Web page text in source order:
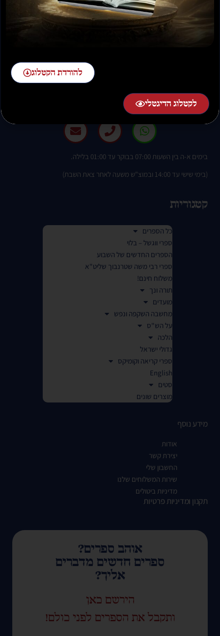
להזמנות חייגו:
02-58-58-58-1 שלוחה 2
בימים א-ה בין השעות 07:00 בבוקר עד 01:00 בלילה.
(בימי שישי עד 14:00 ובמוצ"ש משעה לאחר צאת השבת)
קטגוריות
כל הספרים
ספרי ווגשל – בלוי
הספרים החדשים של השבוע
ספרי רבי משה שטרנבוך שליט"א
משלוח חינם!
תורה ונך
מועדים
מחשבה השקפה ונפש
על הש"ס
הלכה
גדולי ישראל
ספרי קריאה וקומיקס
English
סטים
מוצרים שונים
מידע נוסף
אודות
יצירת קשר
החשבון שלי
שירות המשלוחים שלנו
מדיניות ביטולים
תקנון ומדיניות פרטיות
אוהב ספרים?
ספרים חדשים מדברים
אליך?
הירשם כאן
ותקבל את הספרים לפני כולם!
להורדת הקטלוג
לקטלוג הדיגטלי